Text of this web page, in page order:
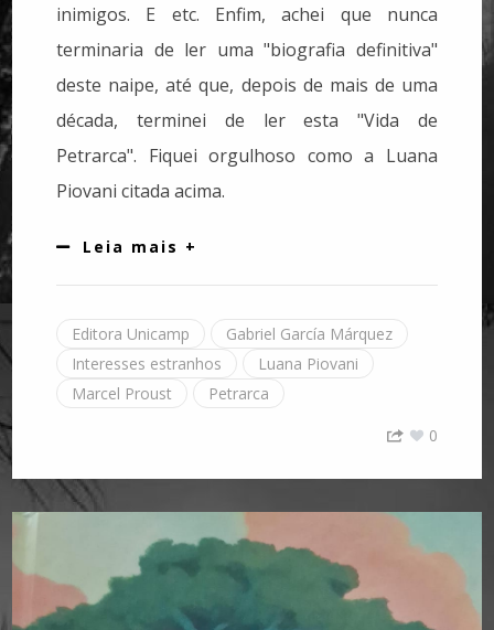
inimigos. E etc. Enfim, achei que nunca
terminaria de ler uma "biografia definitiva"
deste naipe, até que, depois de mais de uma
década, terminei de ler esta "Vida de
Petrarca". Fiquei orgulhoso como a Luana
Piovani citada acima.
Leia mais +
Editora Unicamp
Gabriel García Márquez
Interesses estranhos
Luana Piovani
Marcel Proust
Petrarca
0